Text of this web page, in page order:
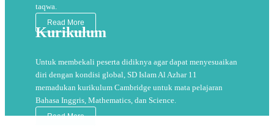
taqwa.
Read More
Kurikulum
Untuk membekali peserta didiknya agar dapat menyesuaikan
diri dengan kondisi global, SD Islam Al Azhar 11
memadukan kurikulum Cambridge untuk mata pelajaran
Bahasa Inggris, Mathematics, dan Science.
Read More